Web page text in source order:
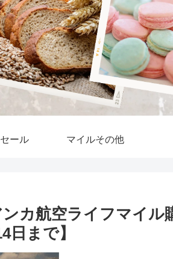
ール マイルその他
ンカ航空ライフマイル
まで】